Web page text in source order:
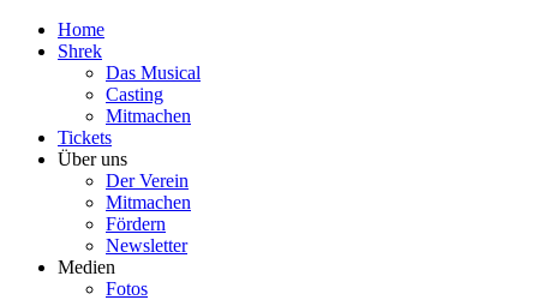
Home
Shrek
Das Musical
Casting
Mitmachen
Tickets
Über uns
Der Verein
Mitmachen
Fördern
Newsletter
Medien
Fotos